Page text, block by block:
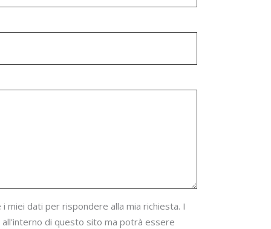
miei dati per rispondere alla mia richiesta. I
di questo sito ma potrà essere